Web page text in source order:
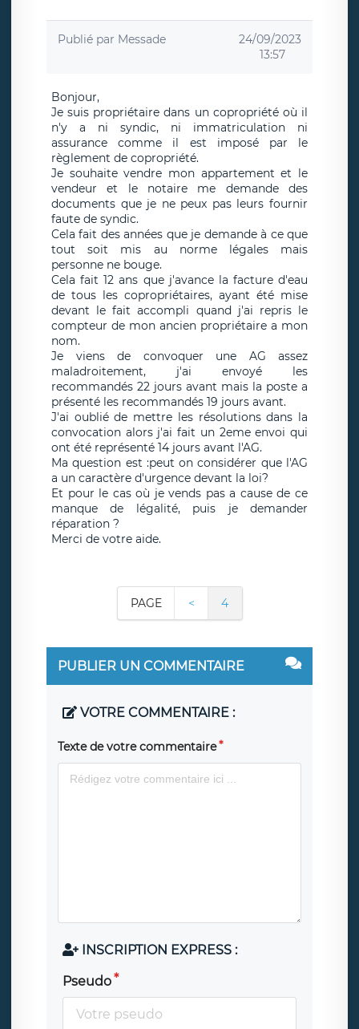
Publié par Messade
24/09/2023
13:57
Bonjour,
Je suis propriétaire dans un copropriété où il
n'y a ni syndic, ni immatriculation ni
assurance comme il est imposé par le
règlement de copropriété.
Je souhaite vendre mon appartement et le
vendeur et le notaire me demande des
documents que je ne peux pas leurs fournir
faute de syndic.
Cela fait des années que je demande à ce que
tout soit mis au norme légales mais
personne ne bouge.
Cela fait 12 ans que j'avance la facture d'eau
de tous les copropriétaires, ayant été mise
devant le fait accompli quand j'ai repris le
compteur de mon ancien propriétaire a mon
nom.
Je viens de convoquer une AG assez
maladroitement, j'ai envoyé les
recommandés 22 jours avant mais la poste a
présenté les recommandés 19 jours avant.
J'ai oublié de mettre les résolutions dans la
convocation alors j'ai fait un 2eme envoi qui
ont été représenté 14 jours avant l'AG.
Ma question est :peut on considérer que l'AG
a un caractère d'urgence devant la loi?
Et pour le cas où je vends pas a cause de ce
manque de légalité, puis je demander
réparation ?
Merci de votre aide.
PAGE < 4
PUBLIER UN COMMENTAIRE
VOTRE COMMENTAIRE :
Texte de votre commentaire
INSCRIPTION EXPRESS :
Pseudo